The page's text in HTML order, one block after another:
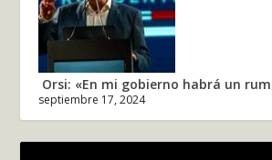
Orsi: «En mi gobierno habrá un
septiembre 17, 2024